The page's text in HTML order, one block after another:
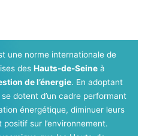
une norme internationale de
desHauts-de-Seine à
de l’énergie. En adoptant
dotent d’un cadre performant
énergétique, diminuer leurs
sur l’environnement.